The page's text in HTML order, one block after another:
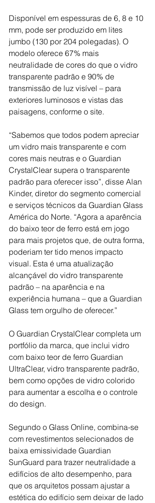
Disponível em espessuras de 6, 8 e 10
mm, pode ser produzido em lites
jumbo (130 por 204 polegadas). O
modelo oferece 67% mais
neutralidade de cores do que o vidro
transparente padrão e 90% de
transmissão de luz visível – para
exteriores luminosos e vistas das
paisagens, conforme o site.
“Sabemos que todos podem apreciar
um vidro mais transparente e com
cores mais neutras e o Guardian
CrystalClear supera o transparente
padrão para oferecer isso”, disse Alan
Kinder, diretor do segmento comercial
e serviços técnicos da Guardian Glass
América do Norte. “Agora a aparência
do baixo teor de ferro está em jogo
para mais projetos que, de outra forma,
poderiam ter tido menos impacto
visual. Esta é uma atualização
alcançável do vidro transparente
padrão – na aparência e na
experiência humana – que a Guardian
Glass tem orgulho de oferecer.”
O Guardian CrystalClear completa um
portfólio da marca, que inclui vidro
com baixo teor de ferro Guardian
UltraClear, vidro transparente padrão,
bem como opções de vidro colorido
para aumentar a escolha e o controle
do design.
Segundo o Glass Online, combina-se
com revestimentos selecionados de
baixa emissividade Guardian
SunGuard para trazer neutralidade a
edifícios de alto desempenho, para
que os arquitetos possam ajustar a
estética do edifício sem deixar de lado